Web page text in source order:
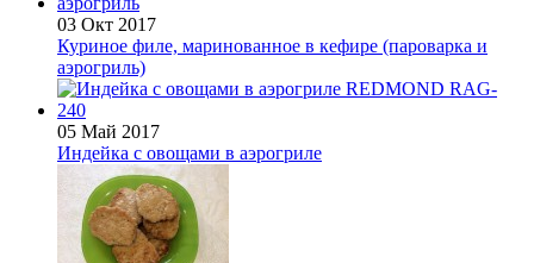
03 Окт 2017
Куриное филе, маринованное в кефире (пароварка и
аэрогриль)
05 Май 2017
Индейка с овощами в аэрогриле